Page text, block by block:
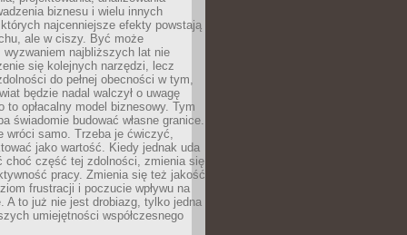
biznesu i wielu innych
najcenniejsze efekty powstają
ale w ciszy. Być może
wyzwaniem najbliższych lat nie
się kolejnych narzędzi, lecz
do pełnej obecności w tym,
będzie nadal walczył o uwagę
to opłacalny model biznesowy. Tym
świadomie budować własne granice.
wróci samo. Trzeba je ćwiczyć,
jako wartość. Kiedy jednak uda
choć część tej zdolności, zmienia się
pracy. Zmienia się też jakość
frustracji i poczucie wpływu na
A to już nie jest drobiazg, tylko jedna
umiejętności współczesnego